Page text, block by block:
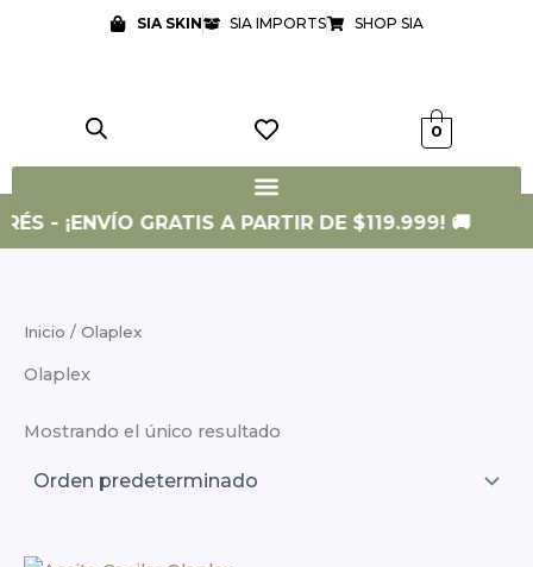
SIA SKIN SIA IMPORTS SHOP SIA
0
- ¡ENVÍO GRATIS A PARTIR DE $119.999! 🚚
Inicio / Olaplex
Olaplex
Mostrando el único resultado